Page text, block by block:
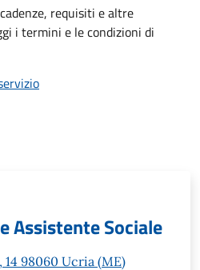
requisiti e altre
i termini e le condizioni di
Assistente Sociale
14 98060 Ucria (ME)